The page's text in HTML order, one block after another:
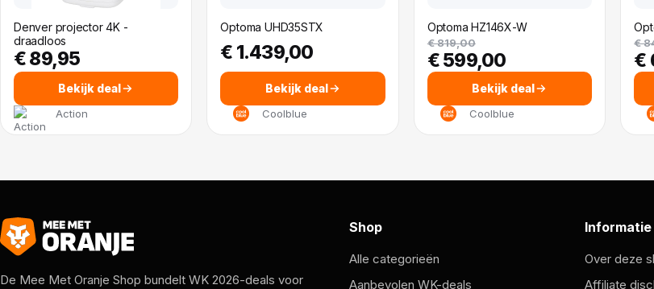
Denver projector 4K -
draadloos
€ 89,95
Bekijk deal
Action
Optoma UHD35STX
€ 1.439,00
Bekijk deal
Coolblue
Optoma HZ146X-W
€ 819,00
€ 599,00
Bekijk deal
Coolblue
€
€
De Mee Met Oranje Shop bundelt WK 2026-deals voor
Shop
Alle categorieën
Aanbevolen WK-deals
Informatie
Over deze
Affiliate